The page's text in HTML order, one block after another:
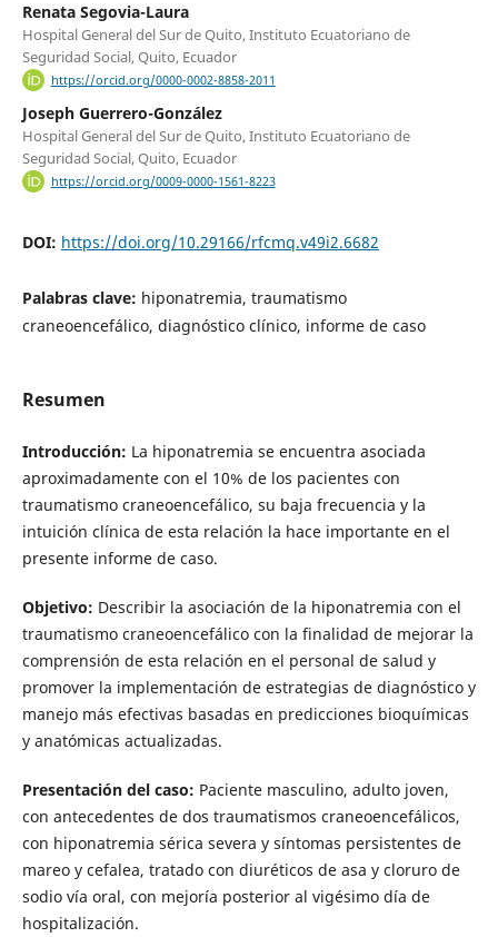
Renata Segovia-Laura
Hospital General del Sur de Quito, Instituto Ecuatoriano de
Seguridad Social, Quito, Ecuador
https://orcid.org/0000-0002-8858-2011
Joseph Guerrero-González
Hospital General del Sur de Quito, Instituto Ecuatoriano de
Seguridad Social, Quito, Ecuador
https://orcid.org/0009-0000-1561-8223
DOI: https://doi.org/10.29166/rfcmq.v49i2.6682
Palabras clave: hiponatremia, traumatismo
craneoencefálico, diagnóstico clínico, informe de caso
Resumen
Introducción: La hiponatremia se encuentra asociada
aproximadamente con el 10% de los pacientes con
traumatismo craneoencefálico, su baja frecuencia y la
intuición clínica de esta relación la hace importante en el
presente informe de caso.
Objetivo: Describir la asociación de la hiponatremia con el
traumatismo craneoencefálico con la finalidad de mejorar la
comprensión de esta relación en el personal de salud y
promover la implementación de estrategias de diagnóstico y
manejo más efectivas basadas en predicciones bioquímicas
y anatómicas actualizadas.
Presentación del caso: Paciente masculino, adulto joven,
con antecedentes de dos traumatismos craneoencefálicos,
con hiponatremia sérica severa y síntomas persistentes de
mareo y cefalea, tratado con diuréticos de asa y cloruro de
sodio vía oral, con mejoría posterior al vigésimo día de
hospitalización.